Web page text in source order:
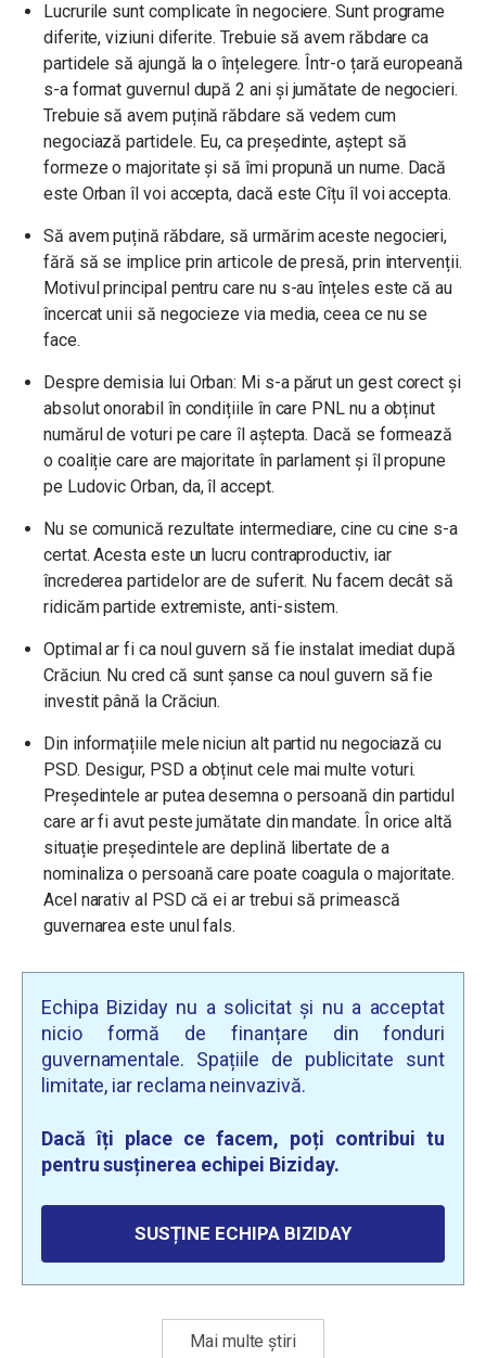
Lucrurile sunt complicate în negociere. Sunt programe
diferite, viziuni diferite. Trebuie să avem răbdare ca
partidele să ajungă la o înțelegere. Într-o țară europeană
s-a format guvernul după 2 ani și jumătate de negocieri.
Trebuie să avem puțină răbdare să vedem cum
negociază partidele. Eu, ca președinte, aștept să
formeze o majoritate și să îmi propună un nume. Dacă
este Orban îl voi accepta, dacă este Cîțu îl voi accepta.
Să avem puțină răbdare, să urmărim aceste negocieri,
fără să se implice prin articole de presă, prin intervenții.
Motivul principal pentru care nu s-au înțeles este că au
încercat unii să negocieze via media, ceea ce nu se
face.
Despre demisia lui Orban: Mi s-a părut un gest corect și
absolut onorabil în condițiile în care PNL nu a obținut
numărul de voturi pe care îl aștepta. Dacă se formează
o coaliție care are majoritate în parlament și îl propune
pe Ludovic Orban, da, îl accept.
Nu se comunică rezultate intermediare, cine cu cine s-a
certat. Acesta este un lucru contraproductiv, iar
încrederea partidelor are de suferit. Nu facem decât să
ridicăm partide extremiste, anti-sistem.
Optimal ar fi ca noul guvern să fie instalat imediat după
Crăciun. Nu cred că sunt șanse ca noul guvern să fie
investit până la Crăciun.
Din informațiile mele niciun alt partid nu negociază cu
PSD. Desigur, PSD a obținut cele mai multe voturi.
Președintele ar putea desemna o persoană din partidul
care ar fi avut peste jumătate din mandate. În orice altă
situație președintele are deplină libertate de a
nominaliza o persoană care poate coagula o majoritate.
Acel narativ al PSD că ei ar trebui să primească
guvernarea este unul fals.
Echipa Biziday nu a solicitat și nu a acceptat
nicio formă de finanțare din fonduri
guvernamentale. Spațiile de publicitate sunt
limitate, iar reclama neinvazivă.
Dacă îți place ce facem, poți contribui tu
pentru susținerea echipei Biziday.
SUSȚINE ECHIPA BIZIDAY
Mai multe știri